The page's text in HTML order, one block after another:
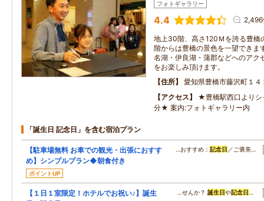
フォトギャラリー
4.4
地上30階、高さ120Ｍを誇る豊橋
階からは豊橋の景色を一望できま
名湖・伊良湖・蒲郡などへのアク
をお楽しみ頂けます。
住所
愛知県豊橋市藤沢町１４
アクセス
★豊橋駅西口よりシ
分★ 案内:フォトギャラリー内
「誕生日 記念日」を含む宿泊プラン
【駐車場無料 お車での観光・出張におすす
め】シンプルプラン◆朝食付き
ポイントUP
…おすすめ： 記念日 ／ご褒美…
【１日１室限定！ホテルでお祝い♪】誕生
…せんか？誕生日や記念日 …